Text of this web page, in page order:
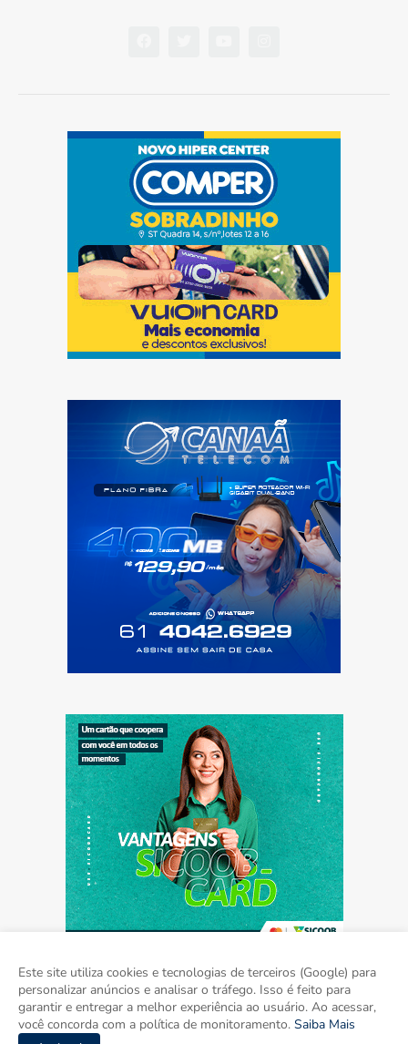
Home Sobre Contato Mídia Kit
Este site utiliza cookies e tecnologias de terceiros (Google) para
personalizar anúncios e analisar o tráfego. Isso é feito para
garantir e entregar a melhor experiência ao usuário. Ao acessar,
você concorda com a política de monitoramento. Saiba Mais